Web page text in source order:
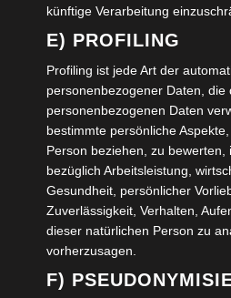
Sehenswert waren die
Angehörigen. Im Schlafzimmer
höhenverstellbar sind und im
umgerüstet werden können.
anzeigen, wenn ein
Aber auch Hebesysteme, die
Decke weniger Platz benötigen,
bettlägerige Patienten besser
werden können.
künftige Verarbeitung
E) PROFILING
Profiling ist jede Art der
personenbezogener Daten,
personenbezogenen Daten
bestimmte persönliche
Person beziehen, zu
bezüglich Arbeitsleistung,
Gesundheit, persönlicher
Zuverlässigkeit, Verhalten,
dieser natürlichen Person zu
vorherzusagen.
F)